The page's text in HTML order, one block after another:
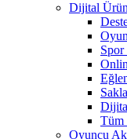
Dijital
Tüm
Oyuncu